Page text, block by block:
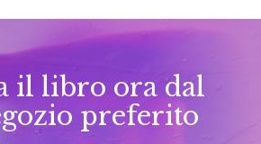
il libro ora dal
preferito